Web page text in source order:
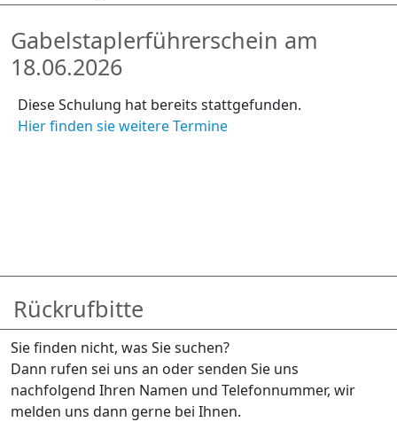
Gabelstaplerführerschein am
18.06.2026
Diese Schulung hat bereits stattgefunden.
Hier finden sie weitere Termine
Rückrufbitte
Sie finden nicht, was Sie suchen?
Dann rufen sei uns an oder senden Sie uns
nachfolgend Ihren Namen und Telefonnummer, wir
melden uns dann gerne bei Ihnen.